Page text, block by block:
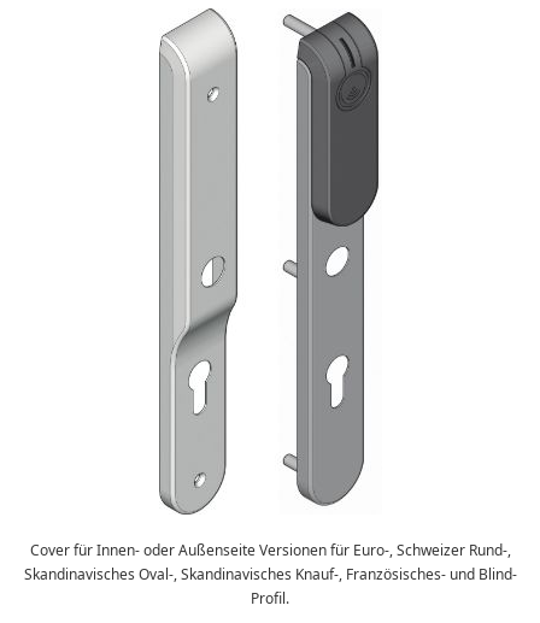
Cover für Innen- oder Außenseite Versionen für Euro-, Schweizer Rund-,
Skandinavisches Oval-, Skandinavisches Knauf-, Französisches- und Blind-
Profil.